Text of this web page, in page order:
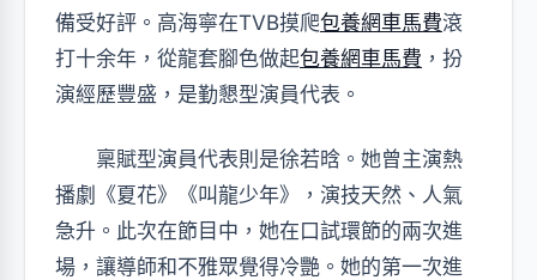
備受好評。高海寧在TVB摸爬包養網車馬費滾
打十余年，從龍套腳色做起包養網車馬費 ，扮
演經歷豐盛，是勤懇型演員代表。
稟賦型演員代表則是徐若晗。她曾主演熱
播劇《夏花》《叫龍少年》，演技天然、人氣
急升。此次在節目中，她在口試環節的兩次進
場，讓導師和不雅眾覺得冷艷。她的第一次進